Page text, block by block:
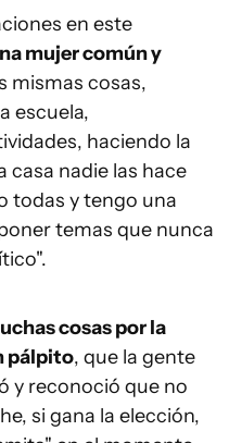
en este
mujer común y
mismas cosas,
escuela,
haciendo la
casa nadie las hace
todas y tengo una
temas que nunca
cosas por la
pálpito, que la gente
y reconoció que no
si gana la elección,